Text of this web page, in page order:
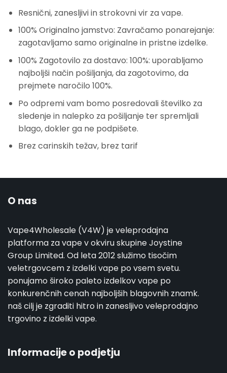
Resnični, zanesljivi in strokovni vir za vape.
100% Originalno jamstvo: Zavračamo ponarejanje:
zagotavljamo samo originalne in pristne izdelke.
100% Zagotovilo za dostavo: 100%: uporabljamo
najboljši način pošiljanja, da zagotovimo, da
prejmete naročilo 100%.
Po odpremi vam bomo posredovali številko za
sledenje in nalepko za pošiljanje ter spremljali
blago, dokler ga ne podpišete.
Brez carinskih težav, brez tarif
O nas
Vape4Wholesale (V4W) je veleprodajna
platforma za vape v okviru skupine Joystine
Group Limited. Od leta 2012 služimo tisočim
veletrgovcem z izdelki vape po vsem svetu.
ponujamo široko paleto izdelkov vape po
konkurenčnih cenah najboljših blagovnih znamk.
naš cilj je zgraditi hitro in zanesljivo veleprodajno
trgovino z izdelki vape.
Informacije o podjetju